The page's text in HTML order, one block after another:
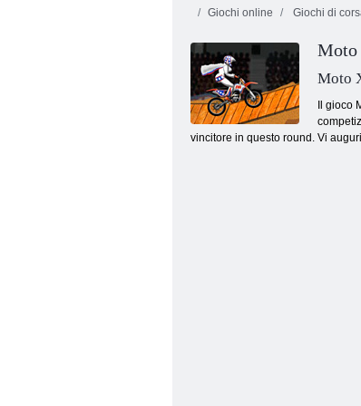
Giochi online Giochi di
Moto
Moto
Il
vincitore in questo round. Vi